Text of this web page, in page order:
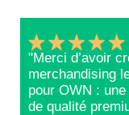
"Merci d’avoir
merchandising
pour OWN :
de qualité